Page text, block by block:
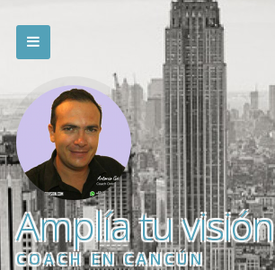
Amplía tu visión
COACH EN CANCÚN